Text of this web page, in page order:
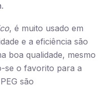
, é muito usado em
e a eficiência são
boa qualidade, mesmo
se o favorito para a
são